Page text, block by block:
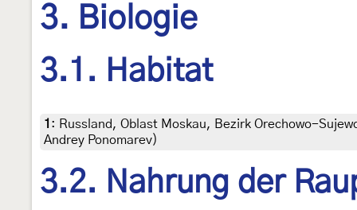
3. Biologie
3.1. Habitat
1 : Russland, Oblast Moskau, Bezirk Orechowo-
Andrey Ponomarev)
3.2. Nahrung der